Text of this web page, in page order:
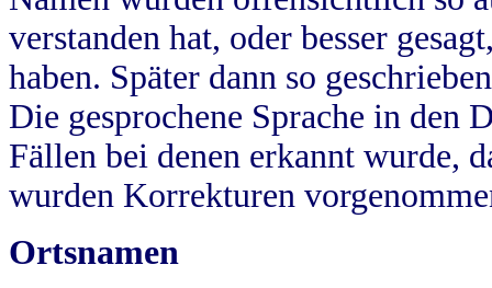
verstanden hat, oder besser
haben. Später dann so
Die gesprochene Sprache in
Fällen bei denen erkannt wurde,
wurden Korrekturen
Ortsnamen